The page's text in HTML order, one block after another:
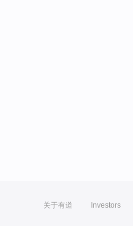
关于有道 Investors